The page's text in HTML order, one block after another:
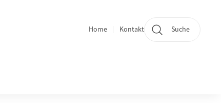
Quicklinks
Home Kontakt Suche